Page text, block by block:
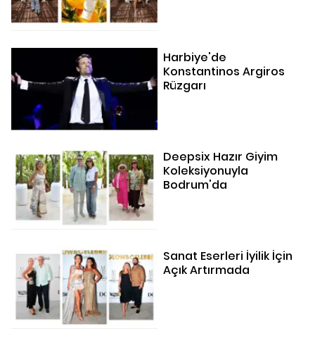
Harbiye'de
Konstantinos Argiros
Rüzgarı
Deepsix Hazır Giyim
Koleksiyonuyla
Bodrum'da
Sanat Eserleri İyilik İçin
Açık Artırmada